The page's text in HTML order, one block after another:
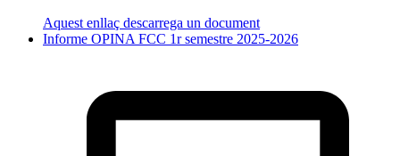
Aquest enllaç descarrega un document
Informe OPINA FCC 1r semestre 2025-2026